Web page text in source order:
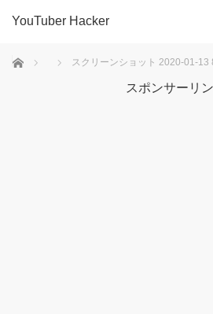
YouTuber Hacker
ホーム スクリーンショット 2020-01-13
スポンサーリ